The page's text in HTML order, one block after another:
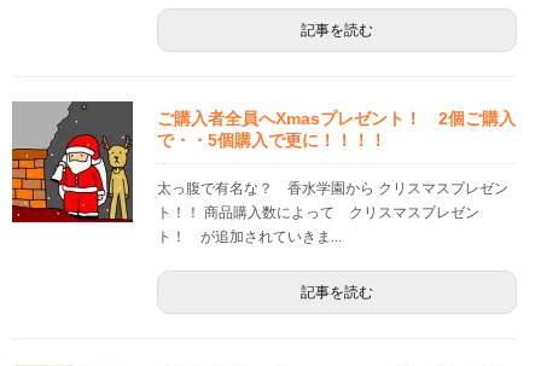
記事を読む
ご購入者全員へXmasプレゼント！ 2個ご購入
で・・5個購入で更に！！！！
太っ腹で有名な？ 香水学園から クリスマスプレゼン
ト！！ 商品購入数によって クリスマスプレゼン
ト！ が追加されていきま...
記事を読む